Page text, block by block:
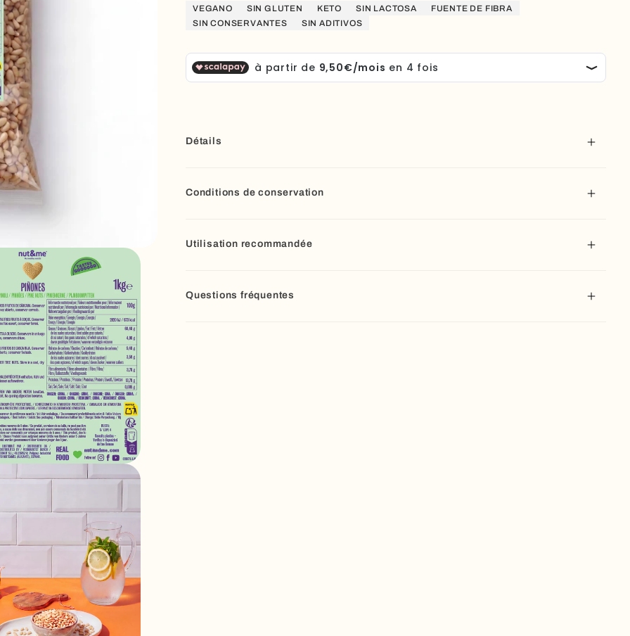
pin
1
pin
1
VEGANO SIN GLUTEN KETO SIN LACTOSA
FUENTE DE FIBRA
SIN CONSERVANTES
SIN ADITIVOS
Détails
Conditions de conservation
Utilisation recommandée
Questions fréquentes